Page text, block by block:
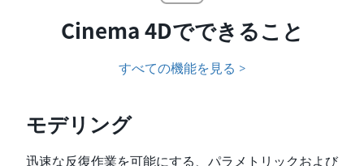
Cinema 4Dでできること
すべての機能を見る >
モデリング
迅速な反復作業を可能にする、パラメトリックおよび